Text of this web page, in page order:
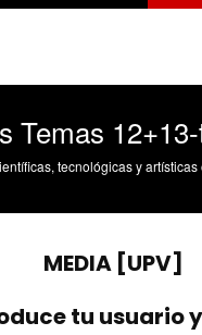
Temas
tecnológicas y